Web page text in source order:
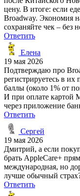
цену. В итоге: если
Broadway. Экономия
сохраняйте чек – без
Ответить
Елена
19 мая 2026
Подтверждаю про
регистрируетесь в их
баллы (около 1% от
И при оплате картой
через приложение
Ответить
Сергей
19 мая 2026
Дмитрий, а если
брать AppleCare+
международная, но
лучше обычный
Ответить